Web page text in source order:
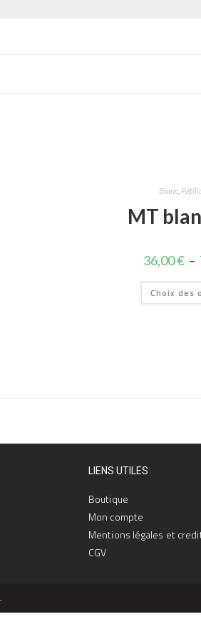
Blanc,
MT
36,00€ –
Choix des
LIENS UTILES
Boutique
Mon compte
Mentions légales et
CGV